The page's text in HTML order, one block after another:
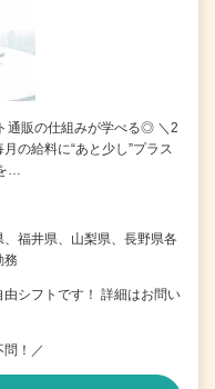
通販の仕組みが学べる◎ ＼2
の給料に“あと少し”プラス
…
福井県、山梨県、長野県各
シフトです！ 詳細はお問い
！／